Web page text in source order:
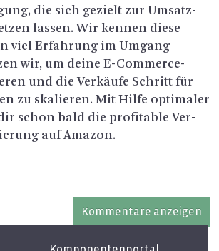
die sich ge­zielt zur Um­satz­
las­sen. Wir ken­nen diese
viel Er­fah­rung im Um­gang
wir, um deine E-Com­mer­ce-
und die Ver­käu­fe Schritt für
zu ska­lie­ren. Mit Hilfe op­ti­ma­ler
schon bald die pro­fi­ta­ble Ver­
auf Ama­zon.
Kommentare anzeigen